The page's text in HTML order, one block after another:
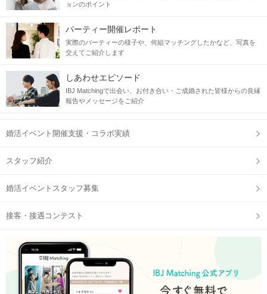
＿＿＿＿＿＿＿＿＿＿＿
個性豊かな
友達感覚で
ョンのポイント
パーティー開催レポート
実際のパーティーの様子や、何組マッチングしたかなど、写真を
交えてご紹介します
しあわせエピソード
IBJ Matchingで出会い、お付き合い・ご成婚された皆様からの良縁
報告やメッセージをご紹介
婚活イベント開催支援・コラボ実績
スタッフ紹介
婚活イベントスタッフ募集
接客・接遇コンテスト